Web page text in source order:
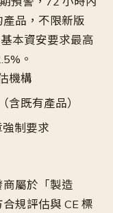
品，不限新版
本資安要求最高
。
機構
既有產品）
制要求
屬於「製造
規評估與 CE 標